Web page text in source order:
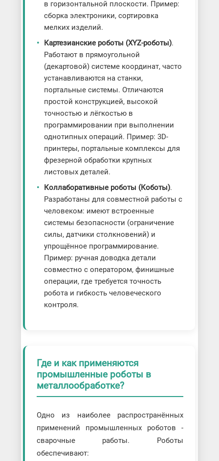
в горизонтальной плоскости. Пример:
сборка электроники, сортировка
мелких изделий.
Картезианские роботы (XYZ-роботы).
Работают в прямоугольной
(декартовой) системе координат, часто
устанавливаются на станки,
портальные системы. Отличаются
простой конструкцией, высокой
точностью и лёгкостью в
программировании при выполнении
однотипных операций. Пример: 3D-
принтеры, портальные комплексы для
фрезерной обработки крупных
листовых деталей.
Коллаборативные роботы (Коботы).
Разработаны для совместной работы с
человеком: имеют встроенные
системы безопасности (ограничение
силы, датчики столкновений) и
упрощённое программирование.
Пример: ручная доводка детали
совместно с оператором, финишные
операции, где требуется точность
робота и гибкость человеческого
контроля.
Где и как применяются
промышленные роботы в
металлообработке?
Одно из наиболее распространённых
применений промышленных роботов -
сварочные работы. Роботы
обеспечивают: